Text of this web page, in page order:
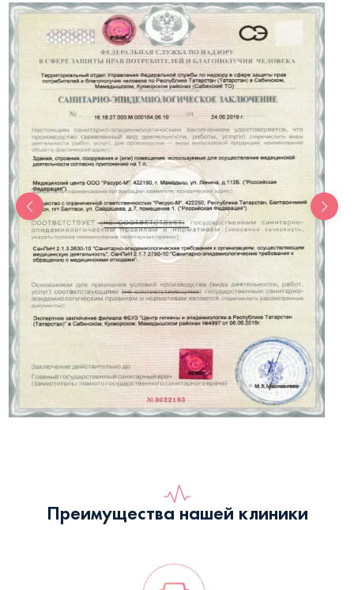
Преимущества нашей клиники